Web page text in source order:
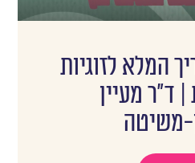
המלא לזוגיות
ד"ר מעיין
משיטה